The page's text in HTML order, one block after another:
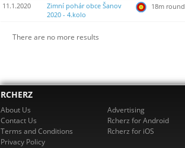
11.1.2020
Zimní pohár obce Šanov
2020 - 4.kolo
18m round
There are no more results
RCHERZ
About Us
Contact Us
Terms and Conditions
Privacy Policy
Advertising
Rcherz for Android
Rcherz for iOS